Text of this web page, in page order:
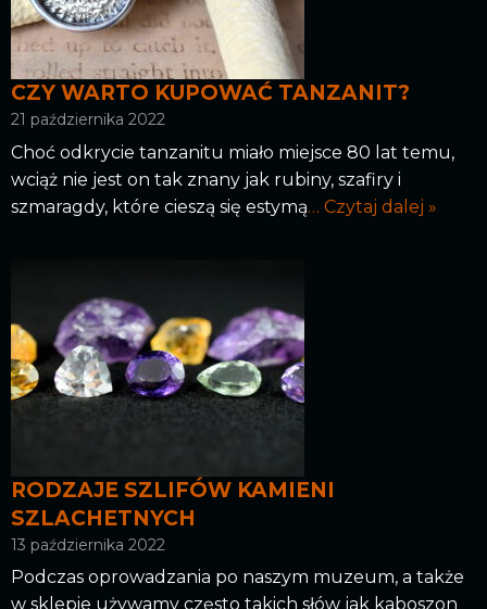
CZY WARTO KUPOWAĆ TANZANIT?
21 października 2022
Choć odkrycie tanzanitu miało miejsce 80 lat temu,
wciąż nie jest on tak znany jak rubiny, szafiry i
szmaragdy, które cieszą się estymą… Czytaj dalej »
RODZAJE SZLIFÓW KAMIENI
SZLACHETNYCH
13 października 2022
Podczas oprowadzania po naszym muzeum, a także
w sklepie używamy często takich słów jak kaboszon